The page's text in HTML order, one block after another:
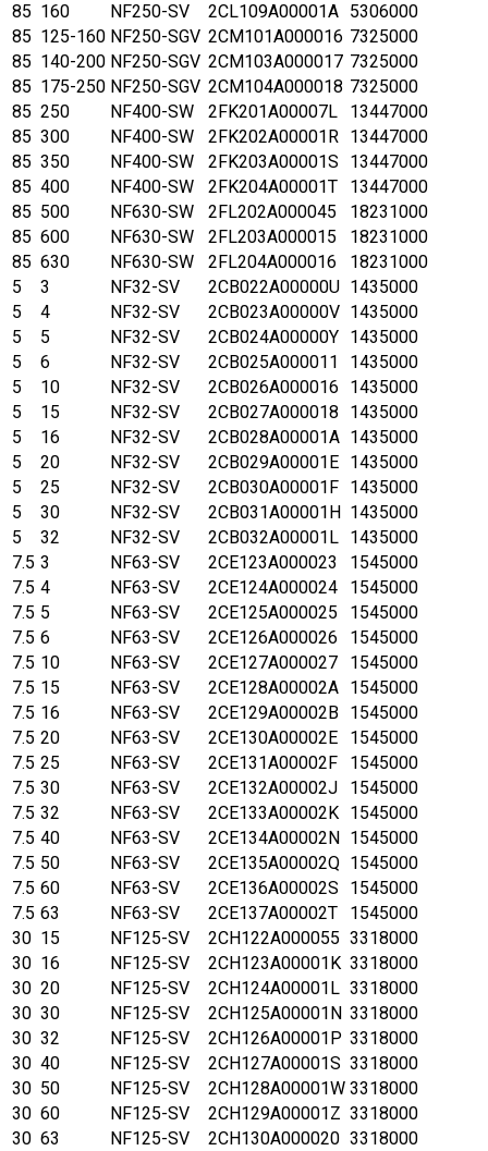
85 160 NF250-SV 2CL109A00001A 5306000
85 125-160 NF250-SGV 2CM101A000016 7325000
85 140-200 NF250-SGV 2CM103A000017 7325000
85 175-250 NF250-SGV 2CM104A000018 7325000
85 250 NF400-SW 2FK201A00007L
13447000
85 300 NF400-SW 2FK202A00001R 13447000
85 350 NF400-SW 2FK203A00001S
13447000
85 400 NF400-SW 2FK204A00001T
13447000
85 500 NF630-SW 2FL202A000045
18231000
85 600 NF630-SW 2FL203A000015
18231000
85 630 NF630-SW 2FL204A000016
18231000
5
3 NF32-SV 2CB022A00000U 1435000
5
4 NF32-SV 2CB023A00000V 1435000
5
5 NF32-SV 2CB024A00000Y 1435000
5
6 NF32-SV 2CB025A000011
1435000
5
10 NF32-SV 2CB026A000016
1435000
5
15 NF32-SV 2CB027A000018
1435000
5
16 NF32-SV 2CB028A00001A 1435000
5
20 NF32-SV 2CB029A00001E 1435000
5
25 NF32-SV 2CB030A00001F 1435000
5
30 NF32-SV 2CB031A00001H 1435000
5
32 NF32-SV 2CB032A00001L 1435000
7.5 3 NF63-SV 2CE123A000023
1545000
7.5 4 NF63-SV 2CE124A000024
1545000
7.5 5 NF63-SV 2CE125A000025
1545000
7.5 6 NF63-SV 2CE126A000026
1545000
7.5 10 NF63-SV 2CE127A000027
1545000
7.5 15 NF63-SV 2CE128A00002A 1545000
7.5 16 NF63-SV 2CE129A00002B 1545000
7.5 20 NF63-SV 2CE130A00002E
1545000
7.5 25 NF63-SV 2CE131A00002F
1545000
7.5 30 NF63-SV 2CE132A00002J
1545000
7.5 32 NF63-SV 2CE133A00002K 1545000
7.5 40 NF63-SV 2CE134A00002N
1545000
7.5 50 NF63-SV 2CE135A00002Q 1545000
7.5 60 NF63-SV 2CE136A00002S
1545000
7.5 63 NF63-SV 2CE137A00002T
1545000
30 15 NF125-SV 2CH122A000055 3318000
30 16 NF125-SV 2CH123A00001K 3318000
30 20 NF125-SV 2CH124A00001L 3318000
30 30 NF125-SV 2CH125A00001N 3318000
30 32 NF125-SV 2CH126A00001P 3318000
30 40 NF125-SV 2CH127A00001S 3318000
30 50 NF125-SV 2CH128A00001W 3318000
30 60 NF125-SV 2CH129A00001Z 3318000
30 63 NF125-SV 2CH130A000020 3318000